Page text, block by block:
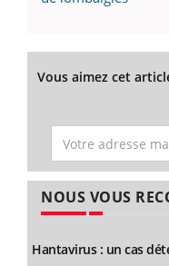
Vous aimez cet
NOUS VOUS
Hantavirus : un cas